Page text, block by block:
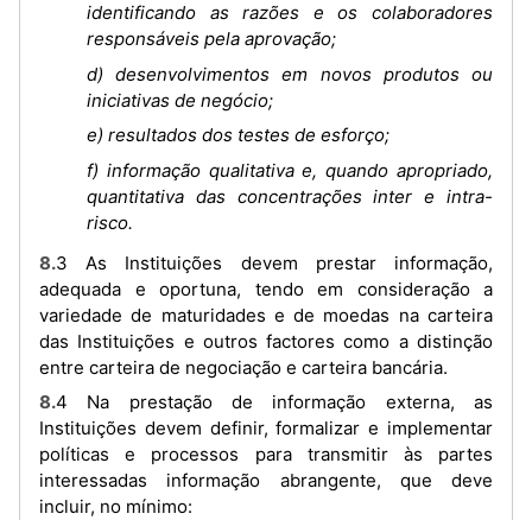
identificando as razões e os colaboradores
responsáveis pela aprovação;
d) desenvolvimentos em novos produtos ou
iniciativas de negócio;
e) resultados dos testes de esforço;
f) informação qualitativa e, quando apropriado,
quantitativa das concentrações inter e intra-
risco.
8.3 As Instituições devem prestar informação,
adequada e oportuna, tendo em consideração a
variedade de maturidades e de moedas na carteira
das Instituições e outros factores como a distinção
entre carteira de negociação e carteira bancária.
8.4 Na prestação de informação externa, as
Instituições devem definir, formalizar e implementar
políticas e processos para transmitir às partes
interessadas informação abrangente, que deve
incluir, no mínimo: